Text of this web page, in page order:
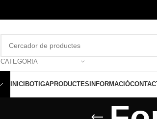
CATEGORIA
INICI BOTIGAPRODUCTES INFORMACIÓ